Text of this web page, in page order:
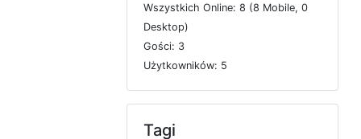
Wszystkich Online: 8 (8 Mobile, 0
Desktop)
Gości: 3
Użytkowników: 5
Tagi